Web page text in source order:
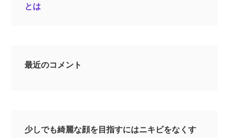
とは
最近のコメント
少しでも綺麗な顔を目指すにはニキビをなくす